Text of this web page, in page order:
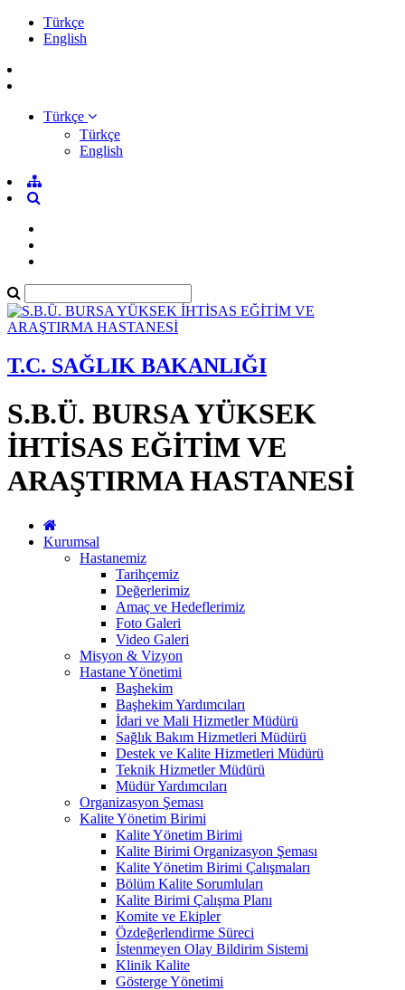
Türkçe
English
Türkçe
Türkçe
English
T.C. SAĞLIK BAKANLIĞI
S.B.Ü. BURSA YÜKSEK
İHTİSAS EĞİTİM VE
ARAŞTIRMA HASTANESİ
Kurumsal
Hastanemiz
Tarihçemiz
Değerlerimiz
Amaç ve Hedeflerimiz
Foto Galeri
Video Galeri
Misyon & Vizyon
Hastane Yönetimi
Başhekim
Başhekim Yardımcıları
İdari ve Mali Hizmetler Müdürü
Sağlık Bakım Hizmetleri Müdürü
Destek ve Kalite Hizmetleri Müdürü
Teknik Hizmetler Müdürü
Müdür Yardımcıları
Organizasyon Şeması
Kalite Yönetim Birimi
Kalite Yönetim Birimi
Kalite Birimi Organizasyon Şeması
Kalite Yönetim Birimi Çalışmaları
Bölüm Kalite Sorumluları
Kalite Birimi Çalışma Planı
Komite ve Ekipler
Özdeğerlendirme Süreci
İstenmeyen Olay Bildirim Sistemi
Klinik Kalite
Gösterge Yönetimi